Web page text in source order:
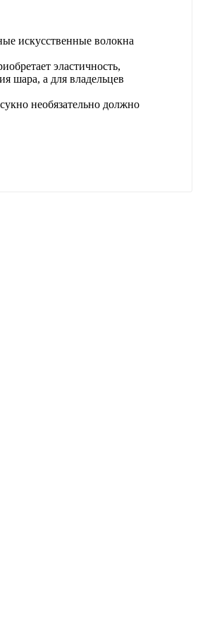
искусственные волокна
эластичность,
шара, а для владельцев
необязательно должно